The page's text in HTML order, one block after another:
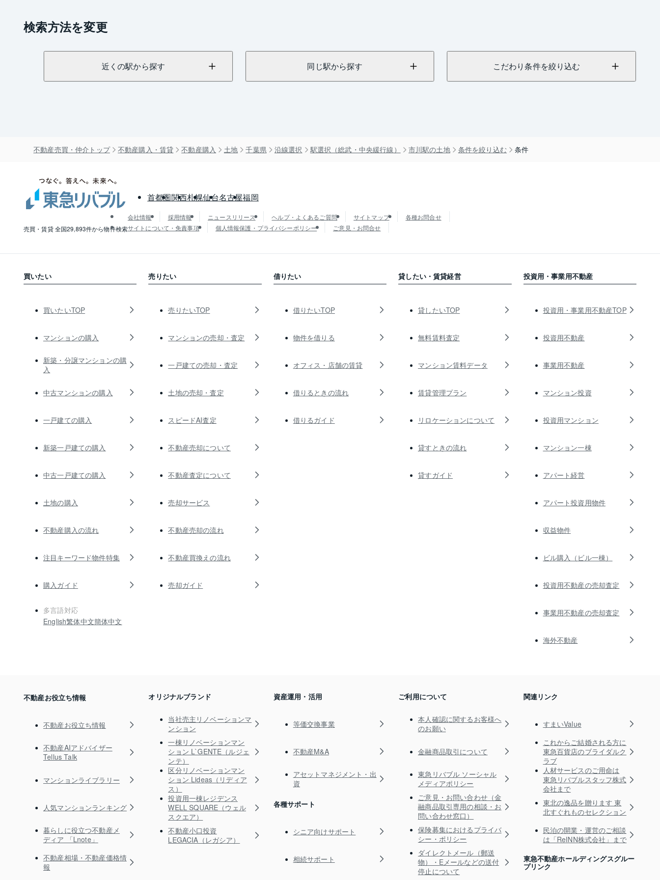
検索方法を変更
近くの駅から探す 同じ駅から探す こだわり条件を絞り込む
不動産売買・仲介トップ 不動産購入・賃貸 不動産購入 土地 千葉県 沿線選択 駅選択（総武・中央緩行線） 市川駅の土地 条件を絞り込む 条件
売買・賃貸 全国29,893件から物件検索
首都圏関西札幌仙台名古屋福岡
会社情報 採用情報 ニュースリリース ヘルプ・よくあるご質問 サイトマップ
各種お問合せ
サイトについて・免責事項
個人情報保護・プライバシーポリシー ご意見・お問合せ
買いたい
買いたいTOP
マンションの購入
新築・分譲マンションの購
入
中古マンションの購入
一戸建ての購入
新築一戸建ての購入
中古一戸建ての購入
土地の購入
不動産購入の流れ
注目キーワード物件特集
購入ガイド
多言語対応
English繁体中文簡体中文
売りたい
売りたいTOP
マンションの売却・査定
一戸建ての売却・査定
土地の売却・査定
スピードAI査定
不動産売却について
不動産査定について
売却サービス
不動産売却の流れ
不動産買換えの流れ
売却ガイド
借りたい
借りたいTOP
物件を借りる
オフィス・店舗の賃貸
借りるときの流れ
借りるガイド
貸したい・賃貸経営
貸したいTOP
無料賃料査定
マンション賃料データ
賃貸管理プラン
リロケーションについて
貸すときの流れ
貸すガイド
投資用・事業用不動産
投資用・事業用不動産TOP
投資用不動産
事業用不動産
マンション投資
投資用マンション
マンション一棟
アパート経営
アパート投資用物件
収益物件
ビル購入（ビル一棟）
投資用不動産の売却査定
事業用不動産の売却査定
海外不動産
不動産お役立ち情報
不動産お役立ち情報
不動産AIアドバイザー
Tellus Talk
マンションライブラリー
人気マンションランキング
暮らしに役立つ不動産メ
ディア 「Lnote」
不動産相場・不動産価格情
報
オリジナルブランド
当社売主リノベーションマ
ンション
一棟リノベーションマン
ション L`GENTE（ルジェ
ンテ）
区分リノベーションマン
ション Lideas（リディア
ス）
投資用一棟レジデンス
WELL SQUARE（ウェル
スクエア）
不動産小口投資
LEGACIA（レガシア）
資産運用・活用
等価交換事業
不動産M&A
アセットマネジメント・出
資
各種サポート
シニア向けサポート
相続サポート
ご利用について
本人確認に関するお客様へ
のお願い
金融商品取引について
東急リバブル ソーシャル
メディアポリシー
ご意見・お問い合わせ（金
融商品取引専用の相談・お
問い合わせ窓口）
保険募集におけるプライバ
シー・ポリシー
ダイレクトメール（郵送
物）・Eメールなどの送付
停止について
関連リンク
すまいValue
これからご結婚される方に
東急百貨店のブライダルク
ラブ
人材サービスのご用命は
東急リバブルスタッフ株式
会社まで
東北の逸品を贈ります 東
北すぐれものセレクション
民泊の開業・運営のご相談
は「ReINN株式会社」まで
東急不動産ホールディングスグルー
プリンク